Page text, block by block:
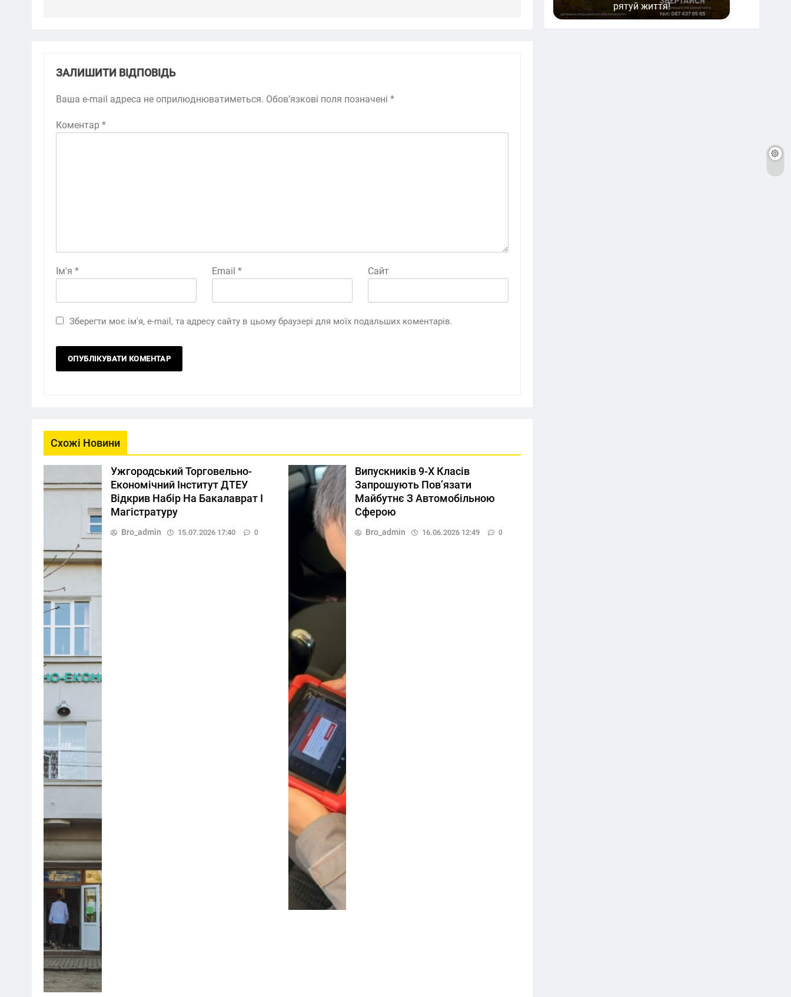
ЗАЛИШИТИ ВІДПОВІДЬ
Ваша e-mail адреса не оприлюднюватиметься. Обов’язкові поля позначені *
Коментар *
Ім'я * Email* Сайт
Зберегти моє ім'я, e-mail, та адресу сайту в цьому браузері для моїх подальших коментарів.
Схожі Новини
Ужгородський Торговельно-
Економічний Інститут ДТЕУ
Відкрив Набір На Бакалаврат І
Магістратуру
Bro_admin 15.07.2026 17:40 0
Випускників 9-Х Класів
Запрошують Пов’язати
Майбутнє З Автомобільною
Сферою
Bro_admin 16.06.2026 12:49 0
рятуй життя!